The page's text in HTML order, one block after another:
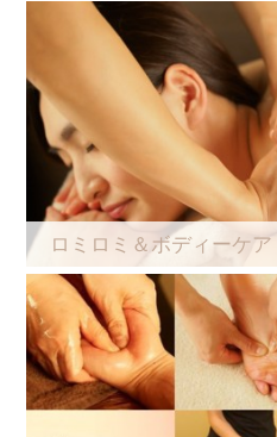
ロミロミ＆ボディーケア